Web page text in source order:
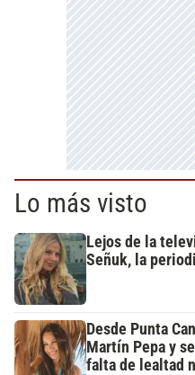
Lo más visto
Lejos de la
Señuk, la
Desde Punta
Martín Pepa y
falta de lealtad